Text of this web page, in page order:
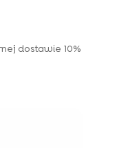
dostawie 10%